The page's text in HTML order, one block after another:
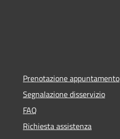
Prenotazione appuntamento
Segnalazione disservizio
FAQ
Richiesta assistenza